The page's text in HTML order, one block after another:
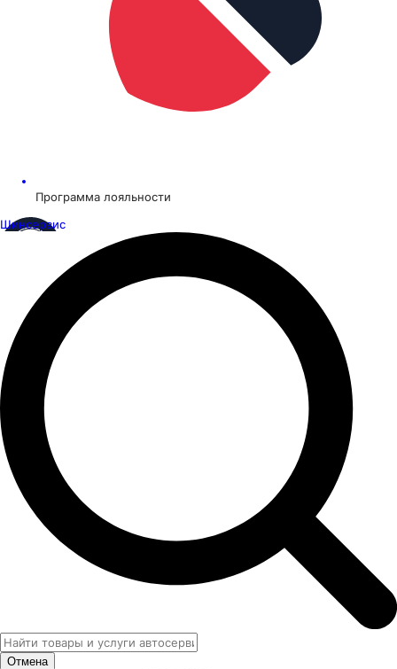
Программа лояльности
Шинсервис
Отмена